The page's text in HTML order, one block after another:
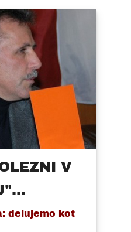
V
delujemo kot